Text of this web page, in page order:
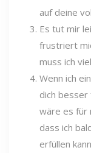
auf deine
Es tut mir
frustriert
muss ich
Wenn ich
dich besser
wäre es für
dass ich
erfüllen